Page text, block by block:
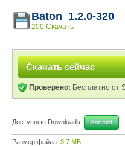
Baton 1.2.0-320
200 Скачать
Скачать сейчас
Проверено: Бесплатно от
Доступные Downloads: Android
Размер файла: 3,7 МБ